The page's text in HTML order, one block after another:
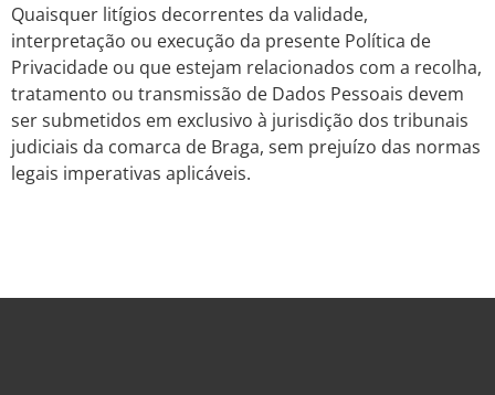
Quaisquer litígios decorrentes da validade,
interpretação ou execução da presente Política de
Privacidade ou que estejam relacionados com a recolha,
tratamento ou transmissão de Dados Pessoais devem
ser submetidos em exclusivo à jurisdição dos tribunais
judiciais da comarca de Braga, sem prejuízo das normas
legais imperativas aplicáveis.